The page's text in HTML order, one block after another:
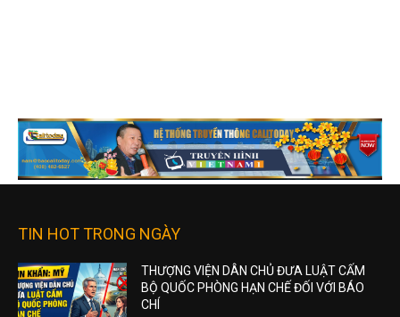
TIN HOT TRONG NGÀY
THƯỢNG VIỆN DÂN CHỦ ĐƯA LUẬT CẤM
BỘ QUỐC PHÒNG HẠN CHẾ ĐỐI VỚI BÁO
CHÍ